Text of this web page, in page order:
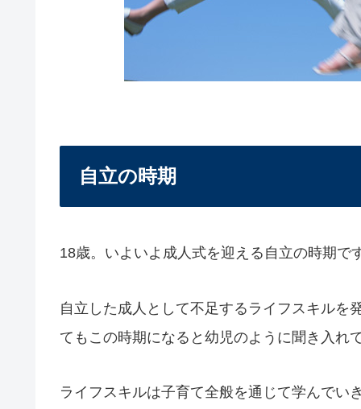
自立の時期
18歳。いよいよ成人式を迎える自立の時期
自立した成人として不足するライフスキルを
てもこの時期になると幼児のように聞き入れ
ライフスキルは子育て全般を通じて学んでい